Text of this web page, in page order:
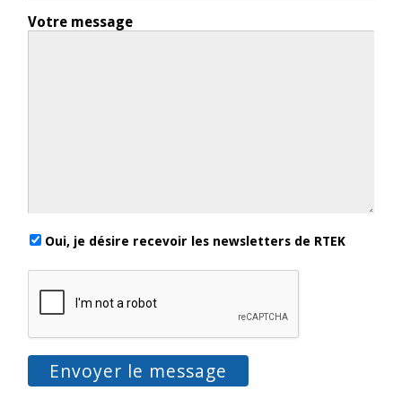
Votre message
Oui, je désire recevoir les newsletters de RTEK